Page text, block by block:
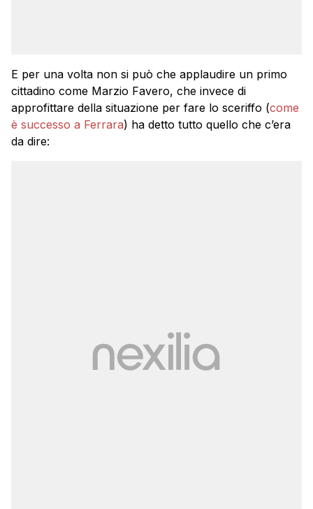
E per una volta non si può che applaudire un primo
cittadino come Marzio Favero, che invece di
approfittare della situazione per fare lo sceriffo (come
è successo a Ferrara) ha detto tutto quello che c’era
da dire: